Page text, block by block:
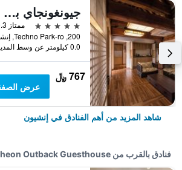
جيونغونجاي باي واكرهيل
5 نجوم
ممتاز 9.3
0.0 كيلومتر عن وسط المدينة
767 ﷼
عرض
شاهد المزيد من أهم الفنادق في إنشيون
فنادق بالقرب من Incheon Outback Guesthouse